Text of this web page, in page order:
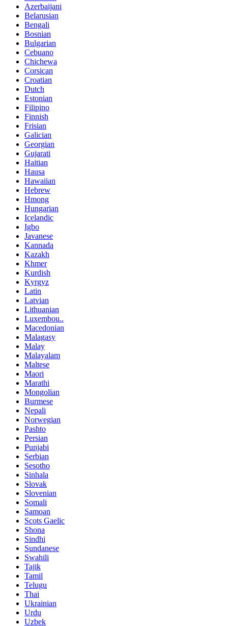
Azerbaijani
Belarusian
Bengali
Bosnian
Bulgarian
Cebuano
Chichewa
Corsican
Croatian
Dutch
Estonian
Filipino
Finnish
Frisian
Galician
Georgian
Gujarati
Haitian
Hausa
Hawaiian
Hebrew
Hmong
Hungarian
Icelandic
Igbo
Javanese
Kannada
Kazakh
Khmer
Kurdish
Kyrgyz
Latin
Latvian
Lithuanian
Luxembou..
Macedonian
Malagasy
Malay
Malayalam
Maltese
Maori
Marathi
Mongolian
Burmese
Nepali
Norwegian
Pashto
Persian
Punjabi
Serbian
Sesotho
Sinhala
Slovak
Slovenian
Somali
Samoan
Scots Gaelic
Shona
Sindhi
Sundanese
Swahili
Tajik
Tamil
Telugu
Thai
Ukrainian
Urdu
Uzbek